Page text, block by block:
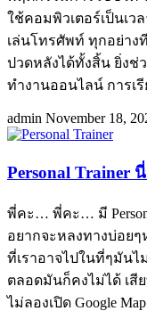
ใช้คอมพิวเตอร์เป็นเ
เล่นโทรศัพท์ ทุกอย่าง
ปวดหลังได้ทั้งสิ้น ยิ่งช่
ทำงานออนไลน์ การเ
admin November 18,
Personal Trainer
พี่คะ… พี่คะ… มี
อยากจะหลงทางบ่อย
ที่เราอาจไปในที่ๆมัน
ตลอดมันก็คงไม่ได้ เสี
ไม่ลองเปิด Google